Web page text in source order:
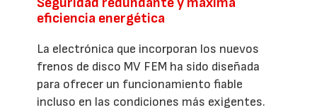
eficiencia energética
La electrónica que incorporan los nuevos
frenos de disco MV FEM ha sido diseñada
para ofrecer un funcionamiento fiable
incluso en las condiciones más exigentes.